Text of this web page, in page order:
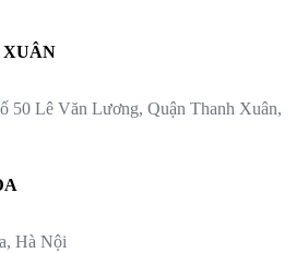
50 Lê Văn Lương, Quận Thanh Xuân,
Hà Nội